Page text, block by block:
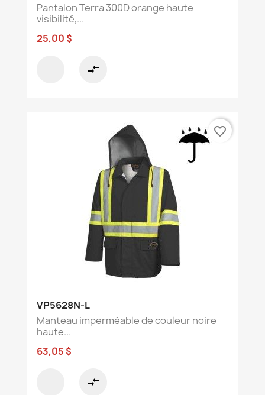
Pantalon Terra 300D orange haute
visibilité,...
25,00 $
compare_arrows
VP5628N-L
Manteau imperméable de couleur noire
haute...
63,05 $
compare_arrows
favorite_border